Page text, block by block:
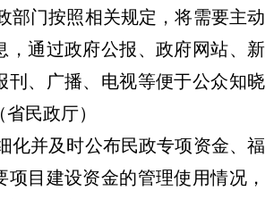
门按照相关规定，将需要主动
，通过政府公报、政府网站、新
刊、广播、电视等便于公众知晓
民政厅）
并及时公布民政专项资金、福
项目建设资金的管理使用情况，